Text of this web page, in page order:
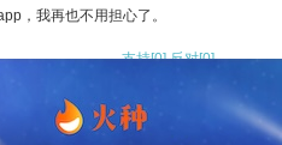
，我再也不用担心了。
支持[0] 反对[0]